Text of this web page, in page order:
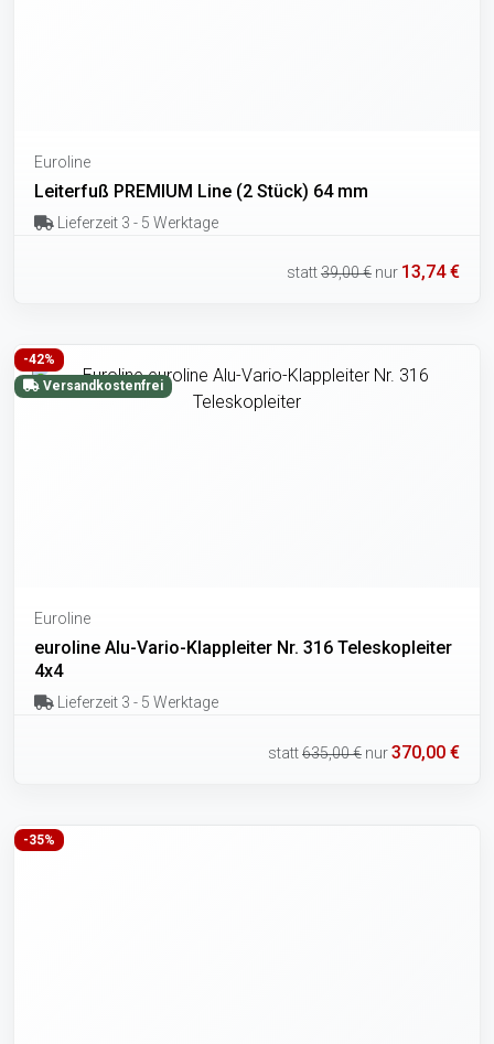
Euroline
Leiterfuß PREMIUM Line (2 Stück) 64 mm
Lieferzeit 3 - 5 Werktage
statt39,00 € nur 13,74 €
-42%
Versandkostenfrei
Euroline
euroline Alu-Vario-Klappleiter Nr. 316 Teleskopleiter
4x4
Lieferzeit 3 - 5 Werktage
statt635,00 € nur370,00 €
-35%